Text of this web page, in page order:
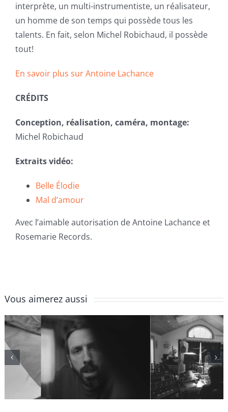
interprète, un multi-instrumentiste, un réalisateur,
un homme de son temps qui possède tous les
talents. En fait, selon Michel Robichaud, il possède
tout!
En savoir plus sur Antoine Lachance
CRÉDITS
Conception, réalisation, caméra, montage:
Michel Robichaud
Extraits vidéo:
Belle Élodie
Mal d’amour
Avec l’aimable autorisation de Antoine Lachance et
Rosemarie Records.
Vous aimerez aussi
Épisode 4 |
Délais et
blocages
Épisode 3 | La
batterie